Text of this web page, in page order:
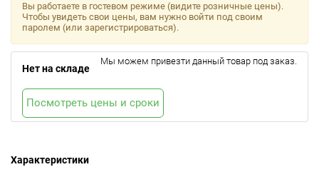
Характеристики
Вы работаете в гостевом режиме (видите розничные цены).
Чтобы увидеть свои цены, вам нужно войти под своим
паролем (или зарегистрироваться).
Нет на складе
Мы можем привезти данный товар под заказ.
Посмотреть цены и сроки